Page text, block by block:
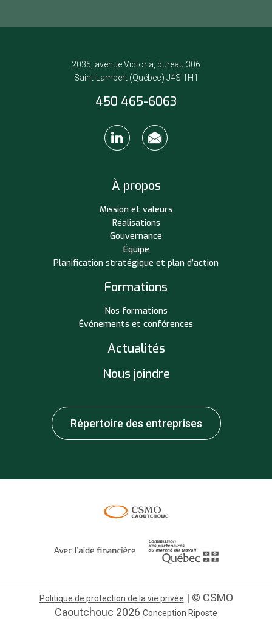
2035, avenue Victoria, bureau 306
Saint-Lambert (Québec) J4S 1H1
450 465-6063
À propos
Mission et valeurs
Réalisations
Gouvernance
Équipe
Planification stratégique et plan d’action
Formations
Nos formations
Événements et conférences
Actualités
Nous joindre
Répertoire des entreprises
Politique de protection de la vie privée | © CSMO
Caoutchouc 2026 Conception Riposte